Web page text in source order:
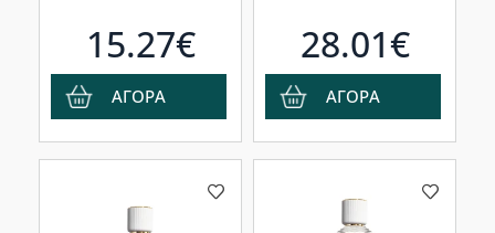
15.27€
ΑΓΟΡΑ
Δαμασκού, 100ml
28.01€
ΑΓΟΡΑ